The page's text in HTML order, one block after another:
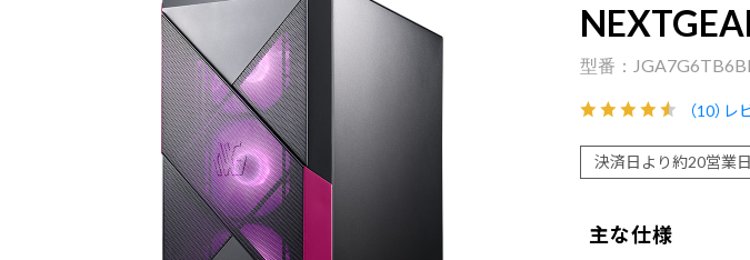
（10）レ
決済日より約20営業
主な仕様